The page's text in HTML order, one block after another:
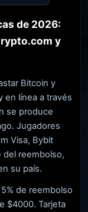
de 2026:
y
Bitcoin y
en línea a través
se produce
Jugadores
Visa, Bybit
del reembolso,
su país.
de reembolso
$4000. Tarjeta